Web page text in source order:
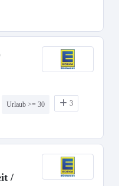
Urlaub >= 30 3
/